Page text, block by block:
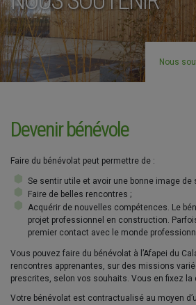
Nous
Devenir bénévole
Faire du bénévolat peut permettre de :
Se sentir utile et avoir une bonne image de
Faire de belles rencontres ;
Acquérir de nouvelles compétences. Le
projet professionnel en construction.
premier contact avec le monde
Vous pouvez faire du bénévolat à l’Afapei du
rencontres apprenantes, sur des missions
prescrites, selon vos souhaits. Vous en fixez la
Votre bénévolat est contractualisé au moyen